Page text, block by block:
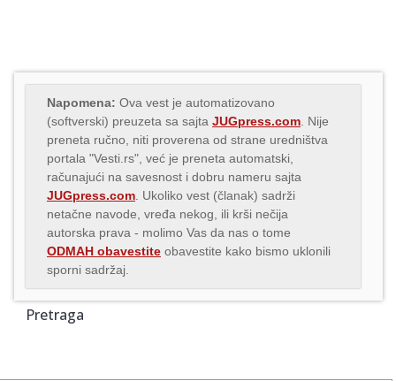
Napomena: Ova vest je automatizovano
(softverski) preuzeta sa sajta JUGpress.com . Nije
preneta ručno, niti proverena od strane uredništva
portala "Vesti.rs", već je preneta automatski,
računajući na savesnost i dobru nameru sajta
JUGpress.com . Ukoliko vest (članak) sadrži
netačne navode, vređa nekog, ili krši nečija
autorska prava - molimo Vas da nas o tome
ODMAH obavestite obavestite kako bismo uklonili
sporni sadržaj.
Pretraga